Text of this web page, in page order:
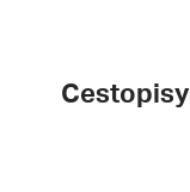
Cestopisy